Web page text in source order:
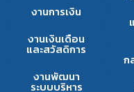
งานการเงิน
งานเงินเดือน
และสวัสดิการ
งานพัฒนา
ระบบบริหาร
ก